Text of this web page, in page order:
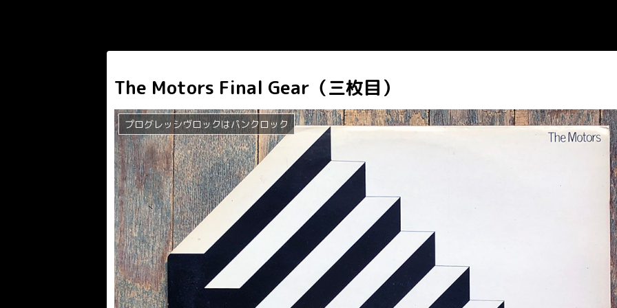
The Motors Final Gear（三枚目）
プログレッシヴロックはパンクロック